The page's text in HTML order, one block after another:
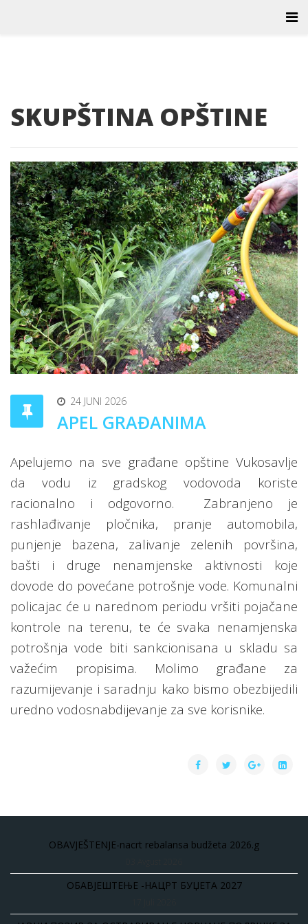
SKUPŠTINA OPŠTINE
24 JUNI 2026
APEL GRAĐANIMA
Apelujemo na sve građane opštine Vukosavlje
da vodu iz gradskog vodovoda koriste
racionalno i odgovorno.
Zabranjeno je
rashlađivanje pločnika, pranje automobila,
punjenje bazena, zalivanje zelenih površina,
bašti i druge nenamjenske aktivnosti koje
dovode do povećane potrošnje vode. Komunalni
policajac će u narednom periodu vršiti pojačane
kontrole na terenu, te će svaka nenamjenska
potrošnja vode biti sankcionisana u skladu sa
važećim propisima. Molimo građane za
razumijevanje i saradnju kako bismo obezbijedili
uredno vodosnabdijevanje za sve korisnike.
OBAVJEŠTENJE-nacrt rebalansa budžeta 2026.g
ОБАВЈЕШТЕЊЕ -НАЦРТ БУЏЕТА 2027